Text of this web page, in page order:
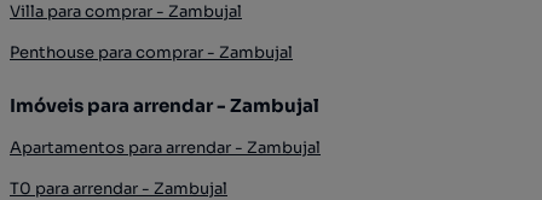
Villa para comprar - Zambujal
Penthouse para comprar - Zambujal
Imóveis para arrendar - Zambujal
Apartamentos para arrendar - Zambujal
T0 para arrendar - Zambujal